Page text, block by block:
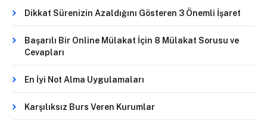
Dikkat Sürenizin Azaldığını Gösteren 3 Önemli İşaret
Başarılı Bir Online Mülakat İçin 8 Mülakat Sorusu ve
Cevapları
En İyi Not Alma Uygulamaları
Karşılıksız Burs Veren Kurumlar